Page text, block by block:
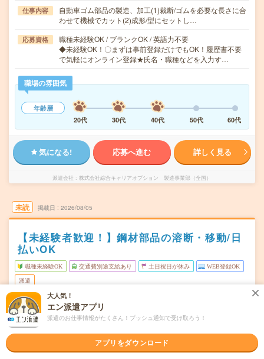
仕事内容
自動車ゴム部品の製造、加工(1)裁断/ゴムを必要な長さに合
わせて機械でカット(2)成形/型にセットし…
応募資格
職種未経験OK / ブランクOK / 英語力不要
◆未経験OK！〇まずは事前登録だけでもOK！履歴書不要
で気軽にオンライン登録★氏名・職種などを入力す…
職場の雰囲気
年齢層
20代
30代 40代 50代 60代
気になる! 応募へ進む 詳しく見る
派遣会社 株式会社綜合キャリアオプション 製造事業部（全国）
未読 掲載日 2026/08/05
【未経験者歓迎！】鋼材部品の溶断・移動/日
払いOK
職種未経験OK 交通費別途支給あり 土日祝日が休み WEB登録OK
派遣
勤務地
広島市中区
広島港・宇品駅から徒歩15分
曜日頻度 月～金
時間 08:00～17:00
大人気！
エン派遣アプリ
派遣のお仕事情報がたくさん！プッシュ通知で受け取ろう！
アプリをダウンロード